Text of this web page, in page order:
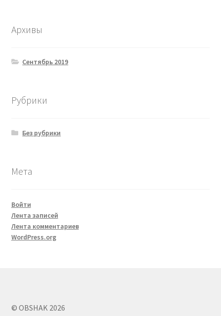
Архивы
Сентябрь 2019
Рубрики
Без рубрики
Мета
Войти
Лента записей
Лента комментариев
WordPress.org
© OBSHAK 2026